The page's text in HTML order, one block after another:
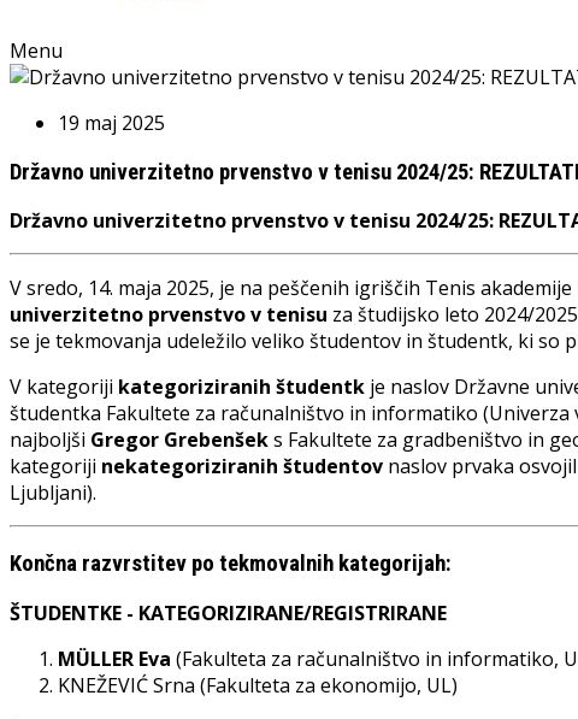
Menu
19 maj 2025
Državno univerzitetno prvenstvo v tenisu 2024/25: REZULTATI
Državno univerzitetno prvenstvo v tenisu 2024/25:
V sredo, 14. maja 2025, je na peščenih igriščih Tenis
univerzitetno prvenstvo v tenisu za študijsko leto 2024/
se je tekmovanja udeležilo veliko študentov in študentk, ki so
V kategoriji kategoriziranih študentk je naslov Državne
študentka Fakultete za računalništvo in informatiko (Univerza
najboljši Gregor Grebenšeks Fakultete za gradbeništvo in
kategoriji nekategoriziranih študentov naslov prvaka osvojil
Ljubljani).
Končna razvrstitev po tekmovalnih kategorijah:
ŠTUDENTKE - KATEGORIZIRANE/REGISTRIRANE
MÜLLER Eva (Fakulteta za računalništvo in informatiko,
KNEŽEVIĆ Srna (Fakulteta za ekonomijo, UL)